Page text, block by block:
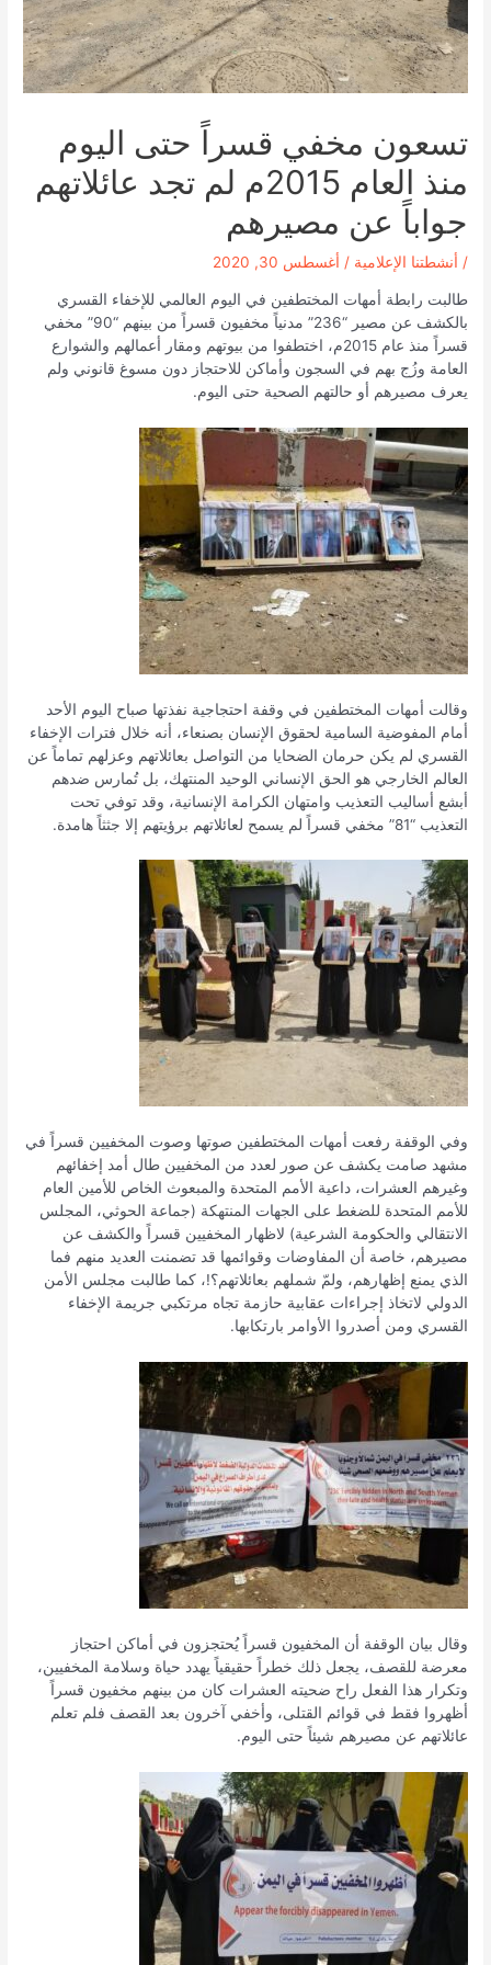
تسعون مخفي قسراً حتى اليوم
منذ العام 2015م لم تجد عائلاتهم
جواباً عن مصيرهم
/ أنشطتنا الإعلامية / أغسطس 30, 2020
طالبت رابطة أمهات المختطفين في اليوم العالمي للإخفاء القسري
بالكشف عن مصير “236” مدنياً مخفيون قسراً من بينهم “90” مخفي
قسراً منذ عام 2015م، اختطفوا من بيوتهم ومقار أعمالهم والشوارع
العامة وزُج بهم في السجون وأماكن للاحتجاز دون مسوغ قانوني ولم
يعرف مصيرهم أو حالتهم الصحية حتى اليوم.
وقالت أمهات المختطفين في وقفة احتجاجية نفذتها صباح اليوم الأحد
أمام المفوضية السامية لحقوق الإنسان بصنعاء، أنه خلال فترات الإخفاء
القسري لم يكن حرمان الضحايا من التواصل بعائلاتهم وعزلهم تماماً عن
العالم الخارجي هو الحق الإنساني الوحيد المنتهك، بل تُمارس ضدهم
أبشع أساليب التعذيب وامتهان الكرامة الإنسانية، وقد توفي تحت
التعذيب “81” مخفي قسراً لم يسمح لعائلاتهم برؤيتهم إلا جثثاً هامدة.
وفي الوقفة رفعت أمهات المختطفين صوتها وصوت المخفيين قسراً في
مشهد صامت يكشف عن صور لعدد من المخفيين طال أمد إخفائهم
وغيرهم العشرات، داعية الأمم المتحدة والمبعوث الخاص للأمين العام
للأمم المتحدة للضغط على الجهات المنتهكة (جماعة الحوثي، المجلس
الانتقالي والحكومة الشرعية) لاظهار المخفيين قسراً والكشف عن
مصيرهم، خاصة أن المفاوضات وقوائمها قد تضمنت العديد منهم فما
الذي يمنع إظهارهم، ولمّ شملهم بعائلاتهم؟!، كما طالبت مجلس الأمن
الدولي لاتخاذ إجراءات عقابية حازمة تجاه مرتكبي جريمة الإخفاء
القسري ومن أصدروا الأوامر بارتكابها.
وقال بيان الوقفة أن المخفيون قسراً يُحتجزون في أماكن احتجاز
معرضة للقصف، يجعل ذلك خطراً حقيقياً يهدد حياة وسلامة المخفيين،
وتكرار هذا الفعل راح ضحيته العشرات كان من بينهم مخفيون قسراً
أظهروا فقط في قوائم القتلى، وأخفي آخرون بعد القصف فلم تعلم
عائلاتهم عن مصيرهم شيئاً حتى اليوم.